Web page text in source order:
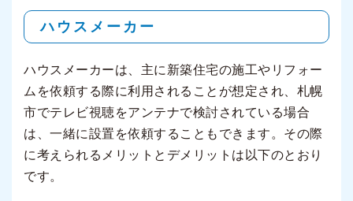
ハウスメーカー
ハウスメーカーは、主に新築住宅の施工やリフォー
ムを依頼する際に利用されることが想定され、札幌
市でテレビ視聴をアンテナで検討されている場合
は、一緒に設置を依頼することもできます。その際
に考えられるメリットとデメリットは以下のとおり
です。